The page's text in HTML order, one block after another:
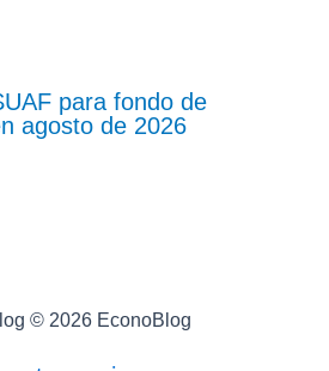
para fondo de
agosto de 2026
© 2026 EconoBlog